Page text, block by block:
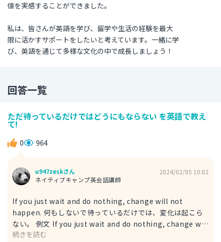
値を実感することができました。
私は、皆さんが英語を学び、留学や生活の経験を最大
限に活かすサポートをしたいと考えています。一緒に学
び、英語を通じて多様な文化の中で成長しましょう！
回答一覧
ただ待っているだけではどうにもならない を英語で教え
て!
0 964
u947zeskさん
ネイティブキャンプ英会話講師
2024/02/05 10:02
If you just wait and do nothing, change will not
happen. 何もしないで待っているだけでは、変化は起こら
ない。 例文 If you just wait and do nothing, change will
not happen to make sales increase. 何もしないで待って
続きを読む